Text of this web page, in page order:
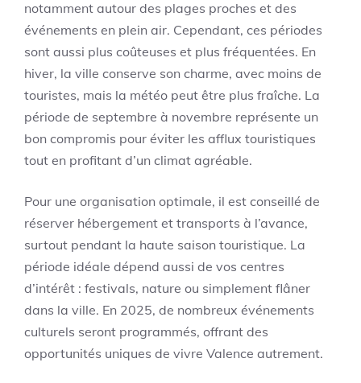
notamment autour des plages proches et des
événements en plein air. Cependant, ces périodes
sont aussi plus coûteuses et plus fréquentées. En
hiver, la ville conserve son charme, avec moins de
touristes, mais la météo peut être plus fraîche. La
période de septembre à novembre représente un
bon compromis pour éviter les afflux touristiques
tout en profitant d’un climat agréable.
Pour une organisation optimale, il est conseillé de
réserver hébergement et transports à l’avance,
surtout pendant la haute saison touristique. La
période idéale dépend aussi de vos centres
d’intérêt : festivals, nature ou simplement flâner
dans la ville. En 2025, de nombreux événements
culturels seront programmés, offrant des
opportunités uniques de vivre Valence autrement.